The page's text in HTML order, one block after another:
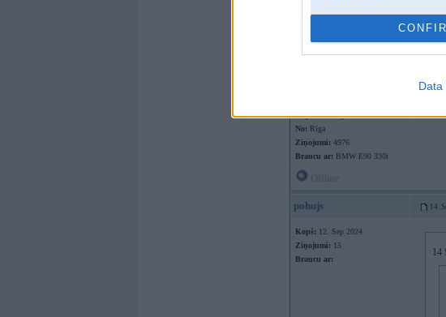
Data
Kopš:04. Aug 2003
No: Rīga
Ziņojumi: 4976
Braucu ar: BMW E90 330i
pohujs 14.
Kopš: 12. Sep 2024
Ziņojumi: 15
Braucu ar:
14